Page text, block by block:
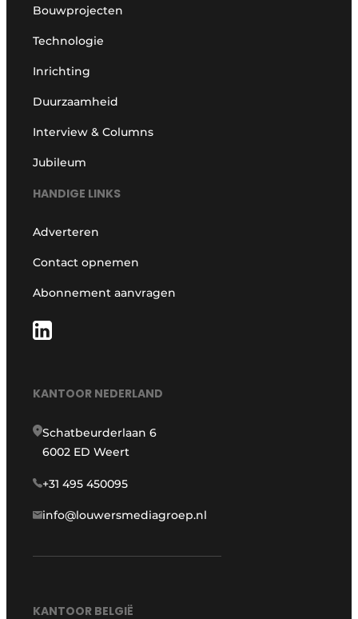
Bouwprojecten
Technologie
Inrichting
Duurzaamheid
Interview & Columns
Jubileum
HANDIGE LINKS
Adverteren
Contact opnemen
Abonnement aanvragen
KANTOOR NEDERLAND
Schatbeurderlaan 6
6002 ED Weert
+31 495 450095
info@louwersmediagroep.nl
KANTOOR BELGIË